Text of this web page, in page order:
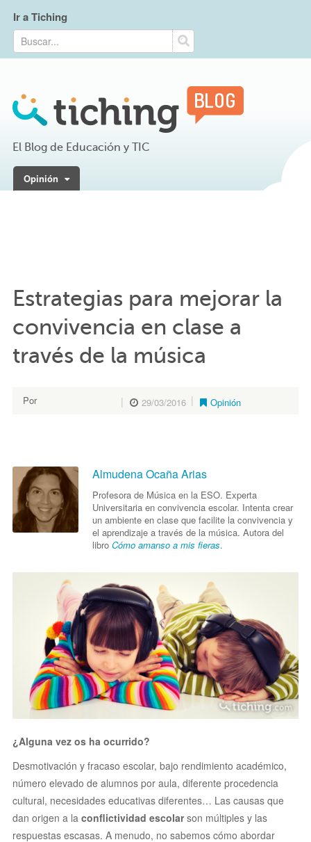
Ir a Tiching
El Blog de Educación y TIC
Opinión
Estrategias para mejorar la
convivencia en clase a
través de la música
Por
29/03/2016 Opinión
Almudena Ocaña Arias
Profesora de Música en la ESO. Experta
Universitaria en convivencia escolar. Intenta crear
un ambiente en clase que facilite la convivencia y
el aprendizaje a través de la música. Autora del
libro Cómo amanso a mis fieras.
¿Alguna vez os ha ocurrido?
Desmotivación y fracaso escolar, bajo rendimiento académico,
número elevado de alumnos por aula, diferente procedencia
cultural, necesidades educativas diferentes… Las causas que
dan origen a la conflictividad escolarson múltiples y las
respuestas escasas. A menudo, no sabemos cómo abordar